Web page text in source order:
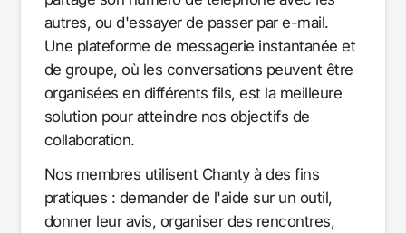
autres, ou d'essayer de passer par e-mail.
Une plateforme de messagerie instantanée et
de groupe, où les conversations peuvent être
organisées en différents fils, est la meilleure
solution pour atteindre nos objectifs de
collaboration.
Nos membres utilisent Chanty à des fins
pratiques : demander de l'aide sur un outil,
donner leur avis, organiser des rencontres,